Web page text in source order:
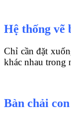
Hệ thống vẽ
Chỉ cần đặt
khác nhau trong
Bàn chải